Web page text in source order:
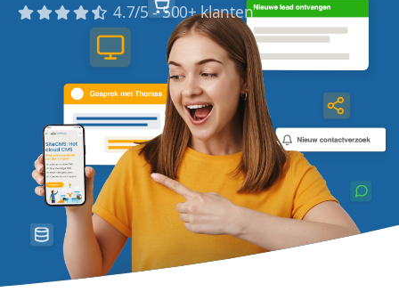
4.7/5 - 500+ klanten